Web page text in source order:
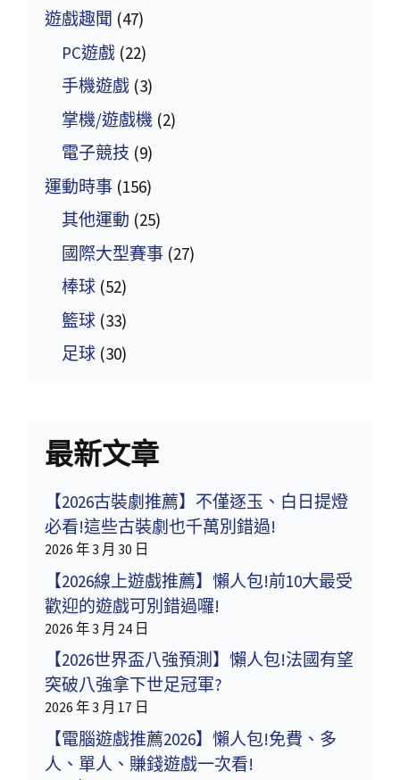
遊戲趣聞 (47)
PC遊戲 (22)
手機遊戲 (3)
掌機/遊戲機 (2)
電子競技 (9)
運動時事 (156)
其他運動 (25)
國際大型賽事 (27)
棒球 (52)
籃球 (33)
足球 (30)
最新文章
【2026古裝劇推薦】不僅逐玉、白日提燈
必看!這些古裝劇也千萬別錯過!
2026 年 3 月 30 日
【2026線上遊戲推薦】懶人包!前10大最受
歡迎的遊戲可別錯過囉!
2026 年 3 月 24 日
【2026世界盃八強預測】懶人包!法國有望
突破八強拿下世足冠軍?
2026 年 3 月 17 日
【電腦遊戲推薦2026】懶人包!免費、多
人、單人、賺錢遊戲一次看!